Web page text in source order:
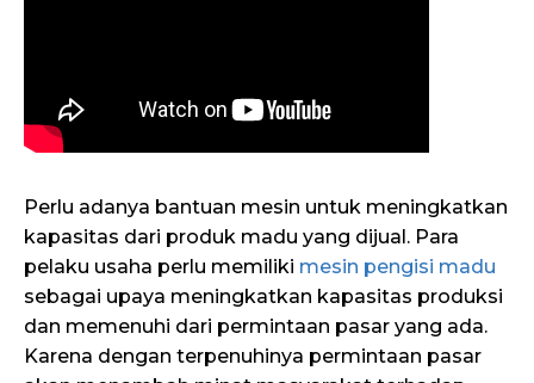
Perlu adanya bantuan mesin untuk meningkatkan
kapasitas dari produk madu yang dijual. Para
pelaku usaha perlu memiliki mesin pengisi madu
sebagai upaya meningkatkan kapasitas produksi
dan memenuhi dari permintaan pasar yang ada.
Karena dengan terpenuhinya permintaan pasar